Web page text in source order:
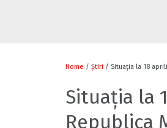
Home / Știri / Situația la 18
Situația la
Republica